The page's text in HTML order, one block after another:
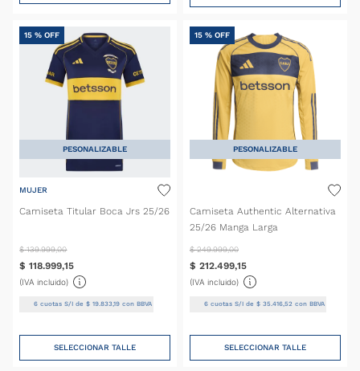
PESONALIZABLE
15 % OFF
MUJER
Camiseta Titular Boca Jrs 25/26
$ 139.999,00
$ 118.999,15
(IVA incluido)
6 cuotas S/I de$ 19.833,19 con BBVA
SELECCIONAR TALLE
PESONALIZABLE
15 % OFF
Camiseta Authentic Alternativa
25/26 Manga Larga
$ 249.999,00
$ 212.499,15
(IVA incluido)
6cuotas S/I de $ 35.416,52con BBVA
SELECCIONAR TALLE